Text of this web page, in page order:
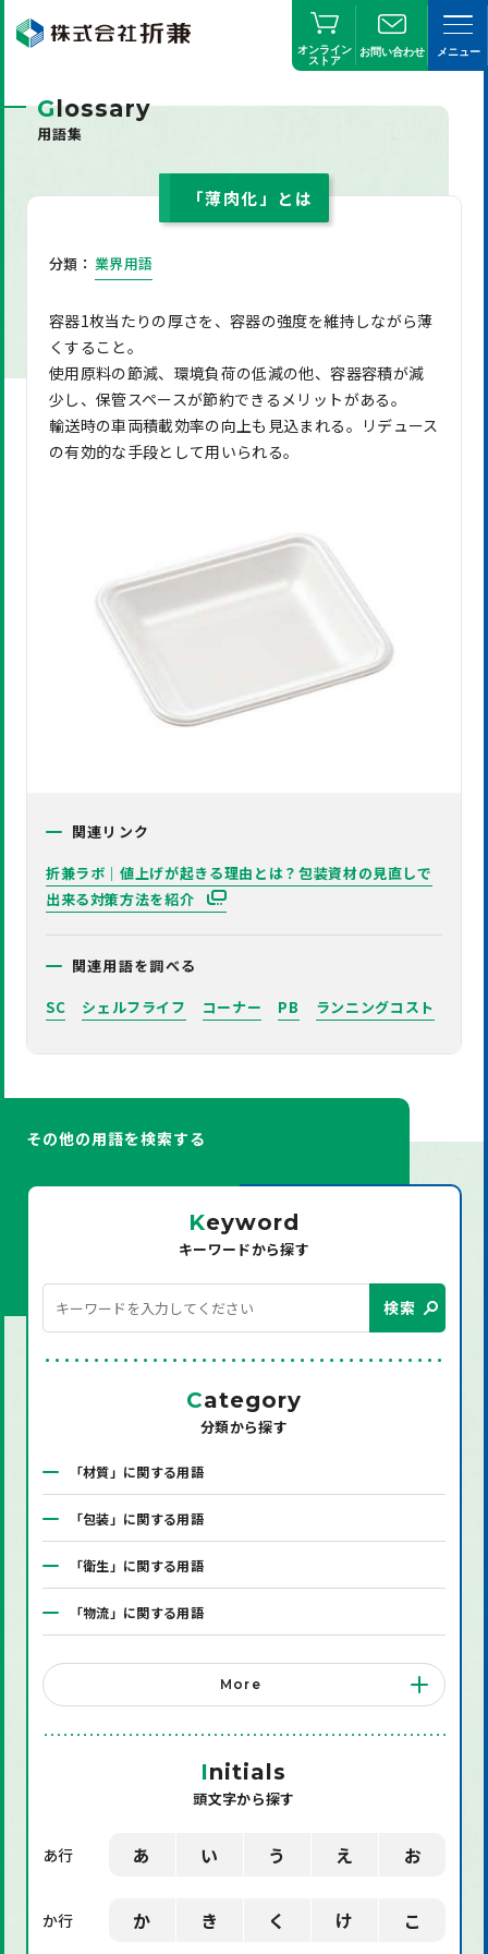
オンライン
ストア
お問い合わせ メニュー
Glossary
用語集
「薄肉化」とは
分類： 業界用語
容器1枚当たりの厚さを、容器の強度を維持しながら薄
くすること。
使用原料の節減、環境負荷の低減の他、容器容積が減
少し、保管スペースが節約できるメリットがある。
輸送時の車両積載効率の向上も見込まれる。リデュース
の有効的な手段として用いられる。
関連リンク
折兼ラボ｜値上げが起きる理由とは？包装資材の見直しで
出来る対策方法を紹介
関連用語を調べる
SC
シェルフライフ コーナー PB ランニングコスト
その他の用語を検索する
Keyword
キーワードから探す
検索
Category
分類から探す
「材質」に関する用語
「包装」に関する用語
「衛生」に関する用語
「物流」に関する用語
「システム」に関する用語
「店舗備品」に関する用語
「環境」に関する用語
「業界用語」に関する用語
More
Initials
頭文字から探す
あ行 あ い う え お
か行 か き く け こ